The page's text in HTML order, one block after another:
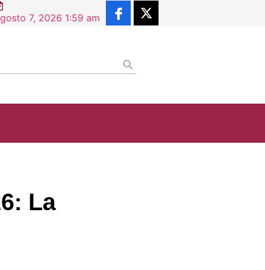
Constancia de Situación Profesional supera los 2.5
7, 2026 1:59 am
La